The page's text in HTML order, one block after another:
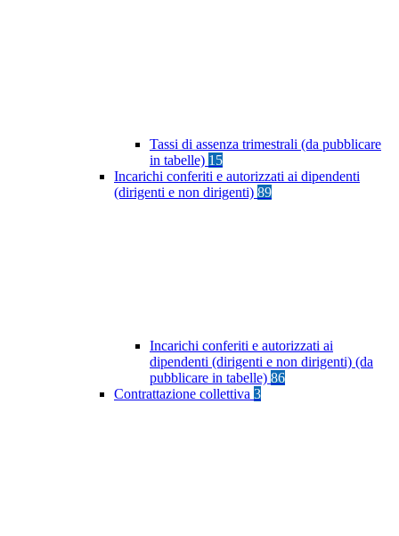
Tassi di assenza trimestrali (da pubblicare
in tabelle) 15
Incarichi conferiti e autorizzati ai dipendenti
(dirigenti e non dirigenti) 89
Incarichi conferiti e autorizzati ai
dipendenti (dirigenti e non dirigenti) (da
pubblicare in tabelle) 86
Contrattazione collettiva 3